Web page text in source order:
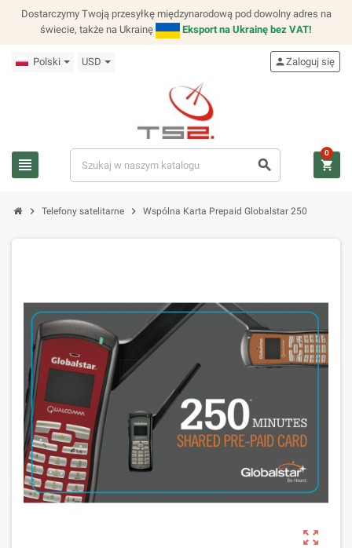
Dostarczymy Twoją przesyłkę międzynarodową pod dowolny adres na
świecie, także na Ukrainę
Eksport na Ukrainę bez VAT!
Polski USD
view_headline search
personZaloguj się
shopping_cart
0
chevron_right Telefony satelitarne chevron_right Wspólna Karta Prepaid Globalstar 250
zoom_out_map